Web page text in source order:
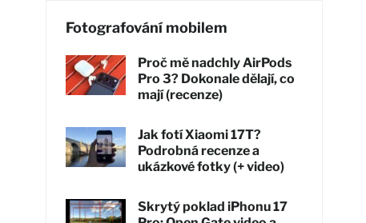
Fotografování mobilem
Proč mě nadchly AirPods
Pro 3? Dokonale dělají, co
mají (recenze)
Jak fotí Xiaomi 17T?
Podrobná recenze a
ukázkové fotky (+ video)
Skrytý poklad iPhonu 17